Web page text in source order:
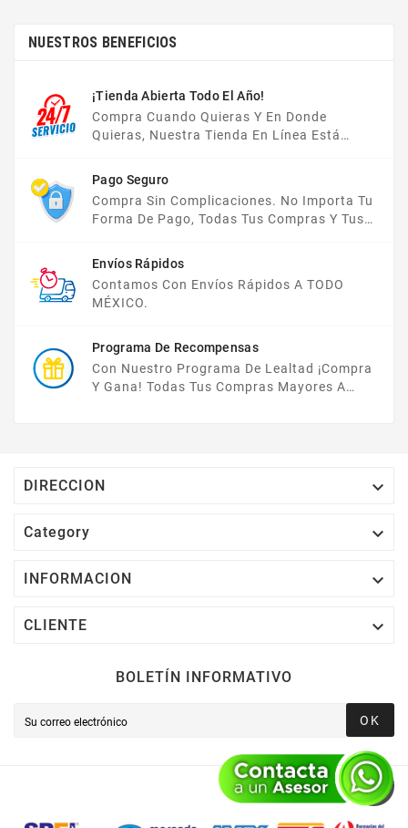
NUESTROS BENEFICIOS
¡Tienda Abierta Todo El Año!
Compra Cuando Quieras Y En Donde
Quieras, Nuestra Tienda En Línea Está
Pago Seguro
Compra Sin Complicaciones. No Importa Tu
Forma De Pago, Todas Tus Compras Y Tus
Envíos Rápidos
Contamos Con Envíos Rápidos A TODO
MÉXICO.
Programa De Recompensas
Con Nuestro Programa De Lealtad ¡compra
Y Gana! Todas Tus Compras Mayores A
DIRECCION 
Category 
INFORMACION 
CLIENTE 
BOLETÍN INFORMATIVO
OK